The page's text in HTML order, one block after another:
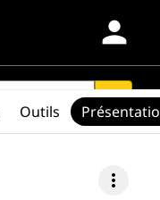
person
search
more_vert
Outils